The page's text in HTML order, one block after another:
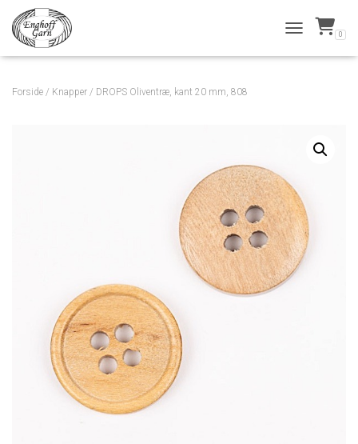
TOGGLE 0
Forside / Knapper / DROPS Oliventræ, kant 20 mm, 808